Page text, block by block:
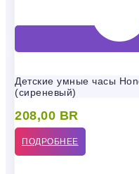
Детские умные часы
(сиреневый)
208,00 BR
ПОДРОБНЕЕ